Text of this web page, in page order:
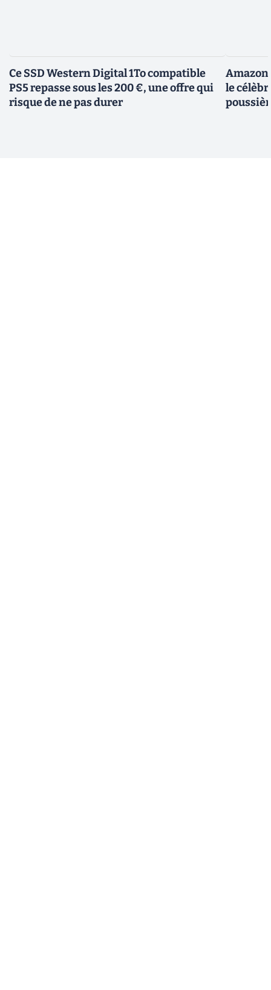
Ce SSD Western Digital 1To compatible
PS5 repasse sous les 200 €, une offre qui
risque de ne pas durer
Amazon
le